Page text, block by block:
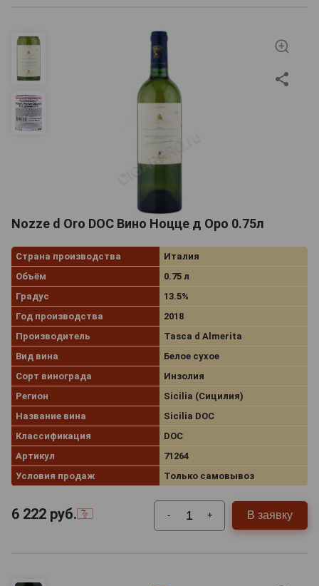
Nozze d Oro DOC Вино Ноцце д Оро 0.75л
Страна производства
Италия
Объём
0.75 л
Градус
13.5%
Год производства
2018
Производитель
Tasca d Almerita
Вид вина
Белое сухое
Сорт винограда
Инзолия
Регион
Sicilia (Сицилия)
Название вина
Sicilia DOC
Классификация
DOC
Артикул
71264
Условия продаж
Только самовывоз
6 222 руб. - + В заявку